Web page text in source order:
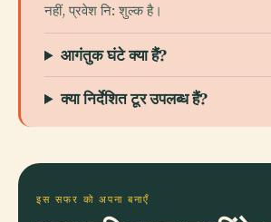
नहीं, प्रवेश नि: शुल्क है।
आगंतुक घंटे क्या हैं?
क्या निर्देशित टूर उपलब्ध हैं?
इस सफर को अपना बनाएँ